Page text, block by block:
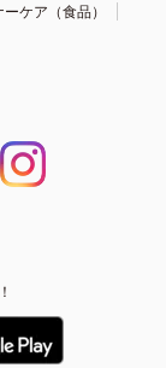
ケア（食品）